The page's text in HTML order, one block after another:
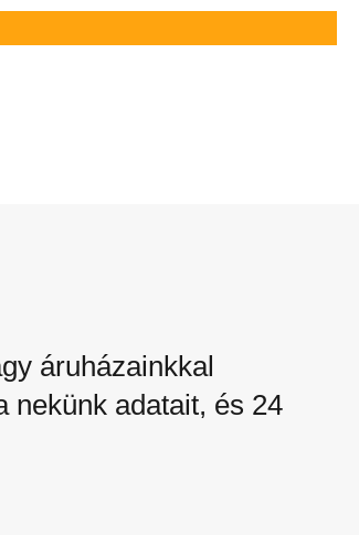
áruházainkkal
nekünk adatait, és 24